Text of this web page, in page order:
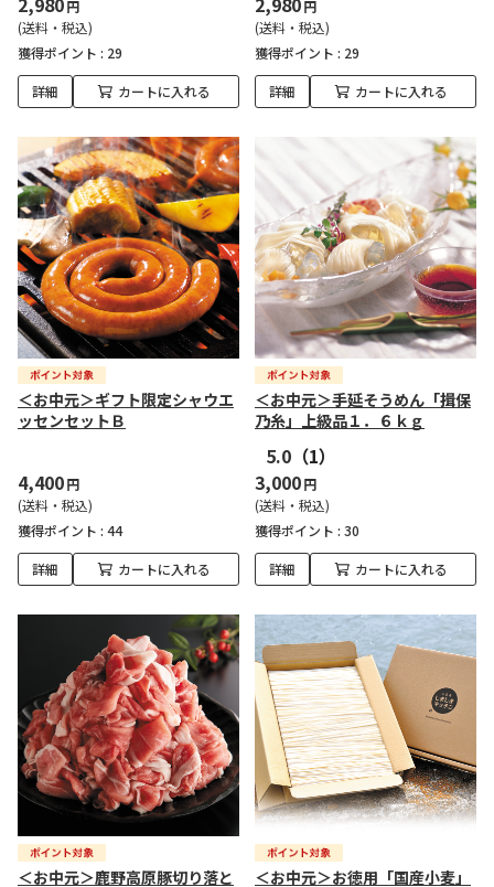
円
(送料・税込)
獲得ポイント : 29
詳細 カートに入れる
円
(送料・税込)
獲得ポイント : 29
詳細 カートに入れる
＜お中元＞ギフト限定シャウエ
ッセンセットＢ
4,400円
(送料・税込)
獲得ポイント : 44
詳細 カートに入れる
＜お中元＞手延そうめん「揖保
乃糸」上級品１．６ｋｇ
5.0 （1）
3,000円
(送料・税込)
獲得ポイント : 30
詳細 カートに入れる
＜お中元＞鹿野高原豚切り落と ＜お中元＞お徳用「国産小麦」